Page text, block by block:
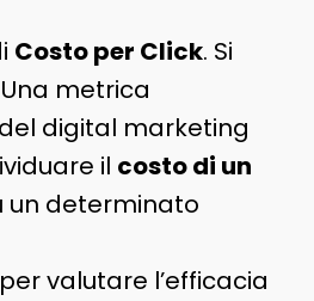
Costo per Click. Si
metrica
digital marketing
il costo di un
un determinato
valutare l’efficacia